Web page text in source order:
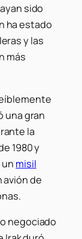
sido
ha estado
y las
más
una gran
la
1980 y
misil
avión de
negociado